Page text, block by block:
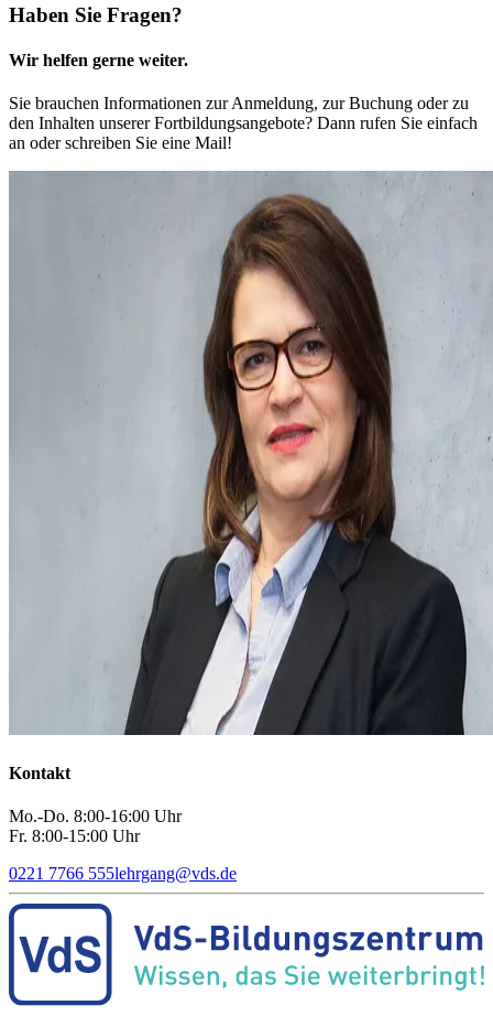
Haben Sie Fragen?
Wir helfen gerne weiter.
Sie brauchen Informationen zur Anmeldung, zur Buchung oder zu
den Inhalten unserer Fortbildungsangebote? Dann rufen Sie einfach
an oder schreiben Sie eine Mail!
Kontakt
Mo.-Do. 8:00-16:00 Uhr
Fr. 8:00-15:00 Uhr
0221 7766 555lehrgang@vds.de